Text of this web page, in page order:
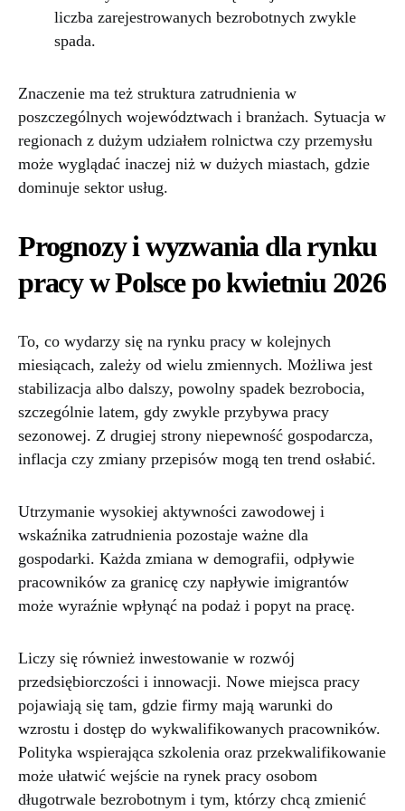
liczba zarejestrowanych bezrobotnych zwykle
spada.
Znaczenie ma też struktura zatrudnienia w
poszczególnych województwach i branżach. Sytuacja w
regionach z dużym udziałem rolnictwa czy przemysłu
może wyglądać inaczej niż w dużych miastach, gdzie
dominuje sektor usług.
Prognozy i wyzwania dla rynku
pracy w Polsce po kwietniu 2026
To, co wydarzy się na rynku pracy w kolejnych
miesiącach, zależy od wielu zmiennych. Możliwa jest
stabilizacja albo dalszy, powolny spadek bezrobocia,
szczególnie latem, gdy zwykle przybywa pracy
sezonowej. Z drugiej strony niepewność gospodarcza,
inflacja czy zmiany przepisów mogą ten trend osłabić.
Utrzymanie wysokiej aktywności zawodowej i
wskaźnika zatrudnienia pozostaje ważne dla
gospodarki. Każda zmiana w demografii, odpływie
pracowników za granicę czy napływie imigrantów
może wyraźnie wpłynąć na podaż i popyt na pracę.
Liczy się również inwestowanie w rozwój
przedsiębiorczości i innowacji. Nowe miejsca pracy
pojawiają się tam, gdzie firmy mają warunki do
wzrostu i dostęp do wykwalifikowanych pracowników.
Polityka wspierająca szkolenia oraz przekwalifikowanie
może ułatwić wejście na rynek pracy osobom
długotrwale bezrobotnym i tym, którzy chcą zmienić